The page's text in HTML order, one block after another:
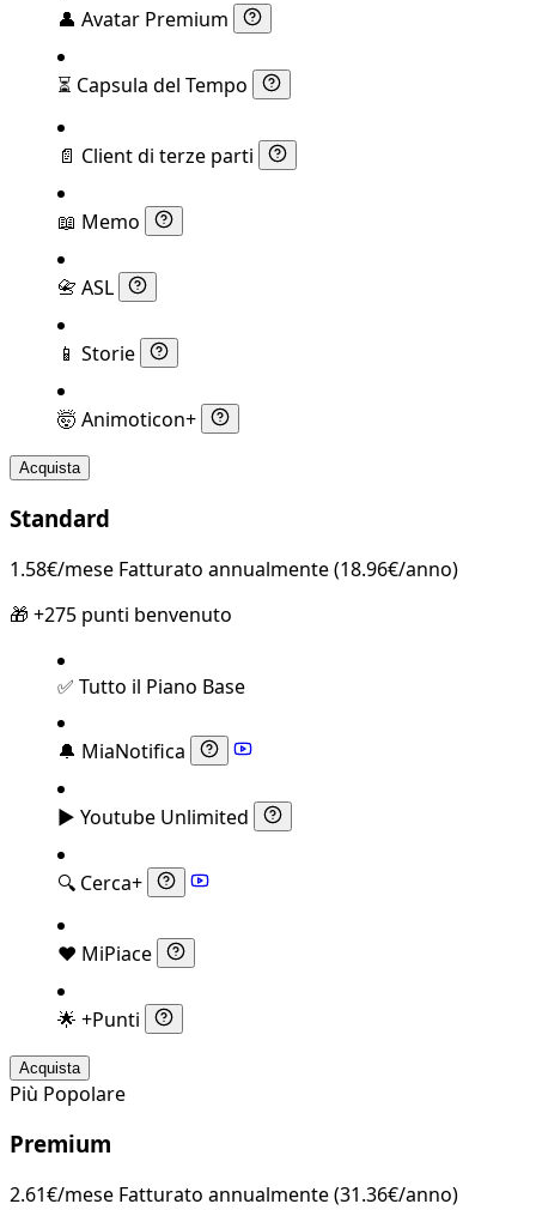
👤 Avatar Premium
⏳ Capsula del Tempo
📄 Client di terze parti
📖 Memo
📇 ASL
📱 Storie
🤯 Animoticon+
Acquista
Standard
1.58€/mese Fatturato annualmente (18.96€/anno)
🎁 +275 punti benvenuto
✅ Tutto il Piano Base
🔔 MiaNotifica
▶️ Youtube Unlimited
🔍 Cerca+
❤️ MiPiace
🌟 +Punti
Acquista
Più Popolare
Premium
2.61€/mese Fatturato annualmente (31.36€/anno)